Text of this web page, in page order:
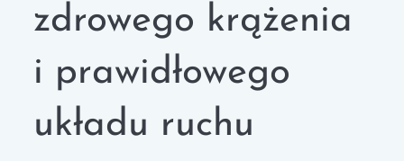
zdrowego krążenia
i prawidłowego
układu ruchu